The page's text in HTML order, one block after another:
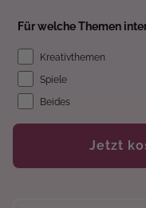
Für welche Themen
Kreativthemen
Spiele
Beides
Jetzt